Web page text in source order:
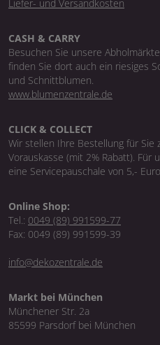
Liefer- und Versandkosten
CASH & CARRY
Besuchen Sie unsere
finden Sie dort auch ein riesiges
und Schnittblumen.
www.blumenzentrale.de
CLICK & COLLECT
Wir stellen Ihre Bestellung für Sie
Vorauskasse (mit 2% Rabatt). Für
eine Servicepauschale von 5,- Euro.
Online Shop:
Tel.: 0049 (89) 991599-77
Fax: 0049 (89) 991599-39
info@dekozentrale.de
Markt bei München
Münchener Str. 2a
85599 Parsdorf bei München